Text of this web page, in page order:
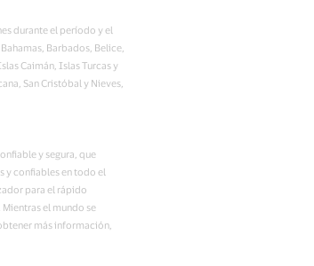
durante el período y el
Barbados, Belice,
Caimán, Islas Turcas y
San Cristóbal y Nieves,
y segura, que
y confiables en todo el
para el rápido
el mundo se
más información,